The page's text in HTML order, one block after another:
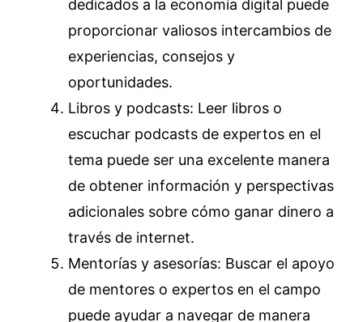
dedicados a la economía digital puede
proporcionar valiosos intercambios de
experiencias, consejos y
oportunidades.
Libros y podcasts: Leer libros o
escuchar podcasts de expertos en el
tema puede ser una excelente manera
de obtener información y perspectivas
adicionales sobre cómo ganar dinero a
través de internet.
Mentorías y asesorías: Buscar el apoyo
de mentores o expertos en el campo
puede ayudar a navegar de manera